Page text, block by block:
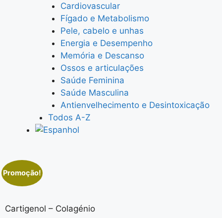
Cardiovascular
Fígado e Metabolismo
Pele, cabelo e unhas
Energia e Desempenho
Memória e Descanso
Ossos e articulações
Saúde Feminina
Saúde Masculina
Antienvelhecimento e Desintoxicação
Todos A-Z
Promoção!
Cartigenol – Colagénio